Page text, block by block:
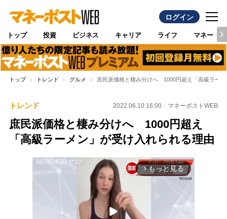
ログイン
トップ 投資 ビジネス キャリア ライフ マネー
トップ トレンド グルメ 庶民派価格と棲み分けへ 1000円超え「高級ラー
トレンド 2022.06.10 16:00 マネーポストWEB
庶民派価格と棲み分けへ 1000円超え
「高級ラーメン」が受け入れられる理由
arrow_forward_ios もっと見る